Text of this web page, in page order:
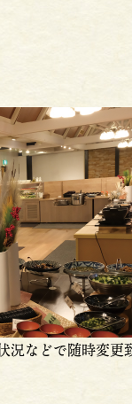
況などで随時変更